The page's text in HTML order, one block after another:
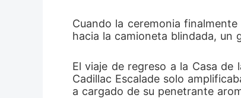
Cuando la ceremonia
hacia la camioneta blindada, un
El viaje de regreso a la Casa
Cadillac Escalade solo
a cargado de su penetrante